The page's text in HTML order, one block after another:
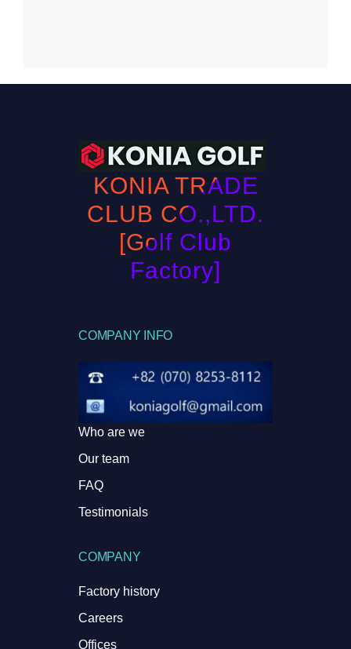
KONIA TRADE
CLUB CO.,LTD.
[Golf Club
Factory]
COMPANY INFO
Who are we
Our team
FAQ
Testimonials
COMPANY
Factory history
Careers
Offices